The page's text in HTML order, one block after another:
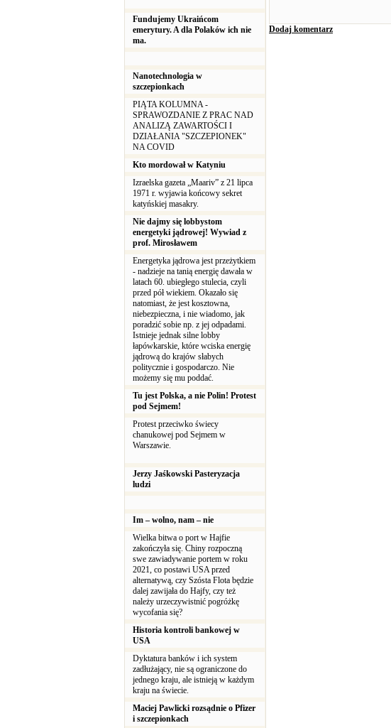
Fundujemy Ukraińcom
emerytury. A dla Polaków ich nie
ma.
Nanotechnologia w
szczepionkach
PIĄTA KOLUMNA -
SPRAWOZDANIE Z PRAC NAD
ANALIZĄ ZAWARTOŚCI I
DZIAŁANIA "SZCZEPIONEK"
NA COVID
Kto mordował w Katyniu
Izraelska gazeta „Maariv” z 21 lipca
1971 r. wyjawia końcowy sekret
katyńskiej masakry.
Nie dajmy się lobbystom
energetyki jądrowej! Wywiad z
prof. Mirosławem
Energetyka jądrowa jest przeżytkiem
- nadzieje na tanią energię dawała w
latach 60. ubiegłego stulecia, czyli
przed pół wiekiem. Okazało się
natomiast, że jest kosztowna,
niebezpieczna, i nie wiadomo, jak
poradzić sobie np. z jej odpadami.
Istnieje jednak silne lobby
łapówkarskie, które wciska energię
jądrową do krajów słabych
politycznie i gospodarczo. Nie
możemy się mu poddać.
Tu jest Polska, a nie Polin! Protest
pod Sejmem!
Protest przeciwko świecy
chanukowej pod Sejmem w
Warszawie.
Jerzy Jaśkowski Pasteryzacja
ludzi
Im – wolno, nam – nie
Wielka bitwa o port w Hajfie
zakończyła się. Chiny rozpoczną
swe zawiadywanie portem w roku
2021, co postawi USA przed
alternatywą, czy Szósta Flota będzie
dalej zawijała do Hajfy, czy też
należy urzeczywistnić pogróżkę
wycofania się?
Historia kontroli bankowej w
USA
Dyktatura banków i ich system
zadłużający, nie są ograniczone do
jednego kraju, ale istnieją w każdym
kraju na świecie.
Maciej Pawlicki rozsądnie o Pfizer
i szczepionkach
Dodaj komentarz